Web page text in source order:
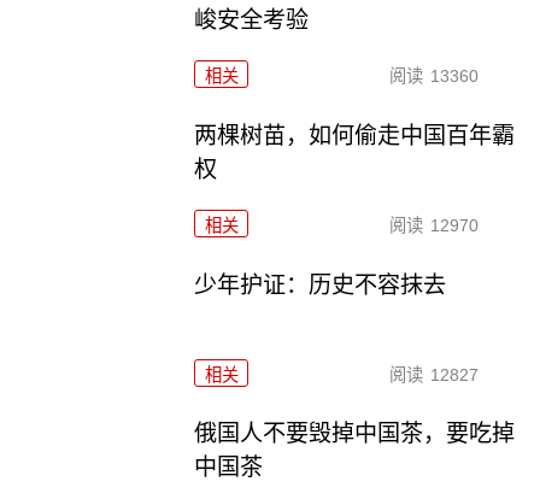
峻安全考验
相关 阅读 13360
两棵树苗，如何偷走中国百年霸
权
相关 阅读 12970
少年护证：历史不容抹去
相关 阅读 12827
俄国人不要毁掉中国茶，要吃掉
中国茶